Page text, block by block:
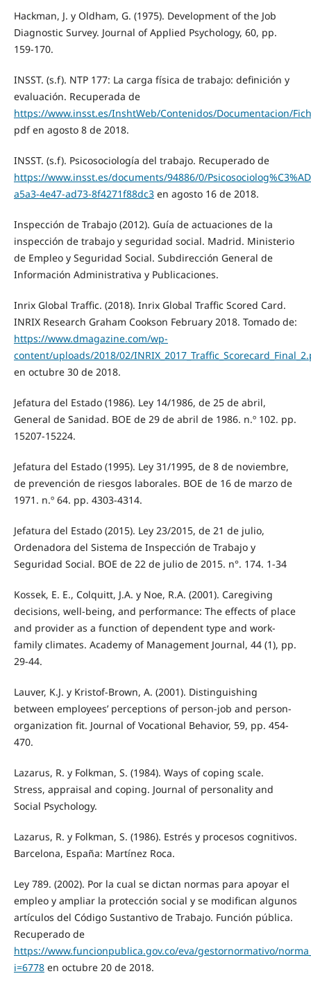
Hackman, J. y Oldham, G. (1975). Development of the Job
Diagnostic Survey. Journal of Applied Psychology, 60, pp.
159-170.
INSST. (s.f). NTP 177: La carga física de trabajo: definición y
evaluación. Recuperada de
https://www.insst.es/InshtWeb/Contenidos/Documentacion/
pdf en agosto 8 de 2018.
INSST. (s.f). Psicosociología del trabajo. Recuperado de
https://www.insst.es/documents/94886/0/
a5a3-4e47-ad73-8f4271f88dc3en agosto 16 de 2018.
Inspección de Trabajo (2012). Guía de actuaciones de la
inspección de trabajo y seguridad social. Madrid. Ministerio
de Empleo y Seguridad Social. Subdirección General de
Información Administrativa y Publicaciones.
Inrix Global Traffic. (2018). Inrix Global Traffic Scored Card.
INRIX Research Graham Cookson February 2018. Tomado de:
https://www.dmagazine.com/wp-
content/uploads/2018/02/
en octubre 30 de 2018.
Jefatura del Estado (1986). Ley 14/1986, de 25 de abril,
General de Sanidad. BOE de 29 de abril de 1986. n.º 102. pp.
15207-15224.
Jefatura del Estado (1995). Ley 31/1995, de 8 de noviembre,
de prevención de riesgos laborales. BOE de 16 de marzo de
1971. n.º 64. pp. 4303-4314.
Jefatura del Estado (2015). Ley 23/2015, de 21 de julio,
Ordenadora del Sistema de Inspección de Trabajo y
Seguridad Social. BOE de 22 de julio de 2015. n°. 174. 1-34
Kossek, E. E., Colquitt, J.A. y Noe, R.A. (2001). Caregiving
decisions, well-being, and performance: The effects of place
and provider as a function of dependent type and work-
family climates. Academy of Management Journal, 44 (1), pp.
29-44.
Lauver, K.J. y Kristof-Brown, A. (2001). Distinguishing
between employees’ perceptions of person-job and person-
organization fit. Journal of Vocational Behavior, 59, pp. 454-
470.
Lazarus, R. y Folkman, S. (1984). Ways of coping scale.
Stress, appraisal and coping. Journal of personality and
Social Psychology.
Lazarus, R. y Folkman, S. (1986). Estrés y procesos cognitivos.
Barcelona, España: Martínez Roca.
Ley 789. (2002). Por la cual se dictan normas para apoyar el
empleo y ampliar la protección social y se modifican algunos
artículos del Código Sustantivo de Trabajo. Función pública.
Recuperado de
https://www.funcionpublica.gov.co/eva/gestornormativo/
i=6778en octubre 20 de 2018.